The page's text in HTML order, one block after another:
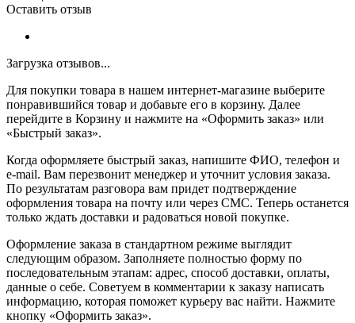
Оставить отзыв
Загрузка отзывов...
Для покупки товара в нашем интернет-магазине выберите
понравившийся товар и добавьте его в корзину. Далее
перейдите в Корзину и нажмите на «Оформить заказ» или
«Быстрый заказ».
Когда оформляете быстрый заказ, напишите ФИО, телефон и
e-mail. Вам перезвонит менеджер и уточнит условия заказа.
По результатам разговора вам придет подтверждение
оформления товара на почту или через СМС. Теперь останется
только ждать доставки и радоваться новой покупке.
Оформление заказа в стандартном режиме выглядит
следующим образом. Заполняете полностью форму по
последовательным этапам: адрес, способ доставки, оплаты,
данные о себе. Советуем в комментарии к заказу написать
информацию, которая поможет курьеру вас найти. Нажмите
кнопку «Оформить заказ».